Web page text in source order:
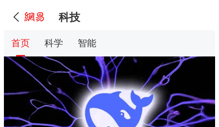
科技
首页 科学 智能